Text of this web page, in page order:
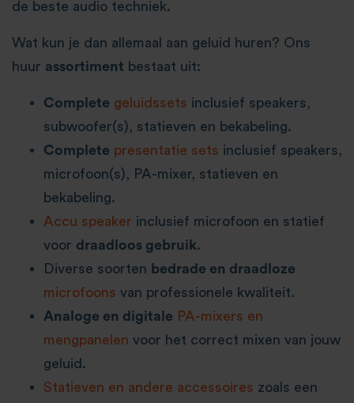
de beste audio techniek.
Wat kun je dan allemaal aan geluid huren? Ons
huur assortiment bestaat uit:
Complete geluidssets inclusief speakers,
subwoofer(s), statieven en bekabeling.
Complete presentatie sets inclusief speakers,
microfoon(s), PA-mixer, statieven en
bekabeling.
Accu speaker inclusief microfoon en statief
voor draadloos gebruik.
Diverse soorten bedrade en draadloze
microfoons van professionele kwaliteit.
Analoge en digitale PA-mixers en
mengpanelen voor het correct mixen van jouw
geluid.
Statieven en andere accessoires zoals een